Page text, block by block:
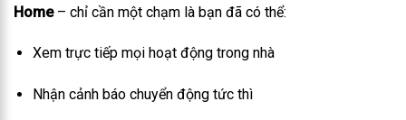
Home– chỉ cần một chạm là bạn đã có thể:
Xem trực tiếp mọi hoạt động trong nhà
Nhận cảnh báo chuyển động tức thì